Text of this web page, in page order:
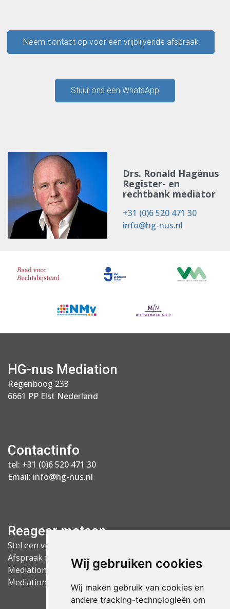
Wij gebruiken cookies
Wij maken gebruik van cookies en
andere tracking-technologieën om
Neem contact op voor een vrijblijvende afspraak
Stuur ons een WhatsApp
Drs. Ronald Hagénus
Register- en
rechtbank mediator
+31 (0)6 520 471 30
info@hg-nus.nl
HG-nus Mediation
Regenboog 233
6661 PP Elst Nederland
Contactinfo
tel: +31 (0)6 520 471 30
Email: info@hg-nus.nl
Reageer meteen
Stel een vraag
Afspraak maken
Mediation Arnhem
Mediation Nijmegen